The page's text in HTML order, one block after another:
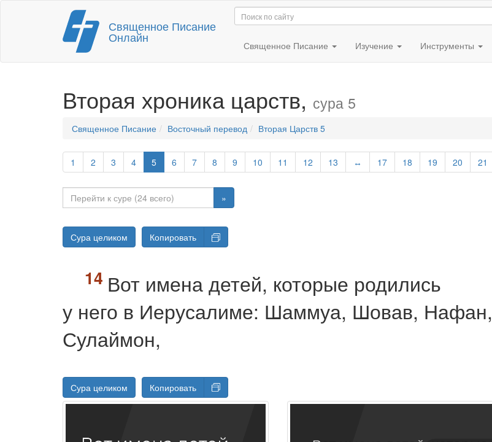
Перейти
к
содержимому
Священное Писание
Онлайн
Священное Писание Изучение Инструменты
Вторая хроника царств, сура 5
Священное Писание Восточный перевод Вторая Царств 5
1 2 3 4 5 6 7 8 9 10 11 12 13 ↔ 17 18 19 20 21
»
Сура целиком Копировать
Вот имена детей, которые родились
у него в Иерусалиме: Шаммуа, Шовав, Нафан,
Сулаймон,
Сура целиком Копировать